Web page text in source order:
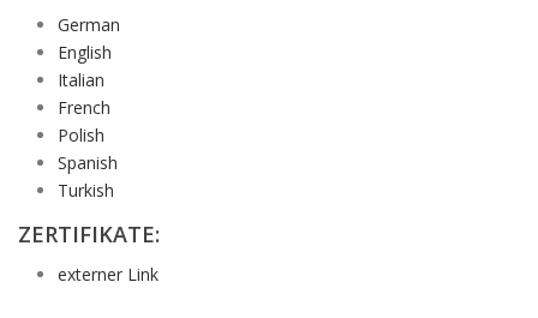
German
English
Italian
French
Polish
Spanish
Turkish
ZERTIFIKATE:
externer Link